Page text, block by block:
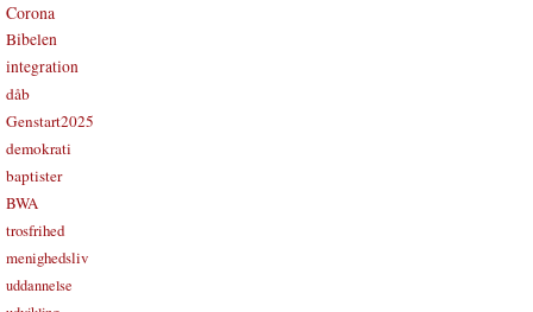
Corona
Bibelen
integration
dåb
Genstart2025
demokrati
baptister
BWA
trosfrihed
menighedsliv
uddannelse